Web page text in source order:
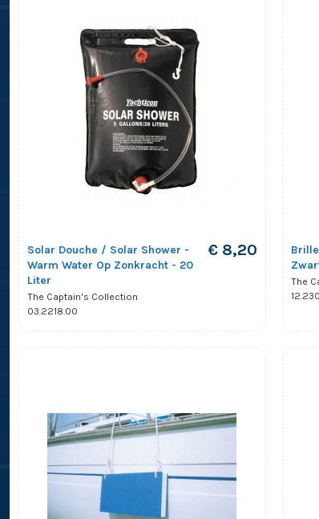
Solar Douche / Solar Shower -
Warm Water Op Zonkracht - 20
Liter
The Captain's Collection
03.2218.00
€ 8,20
The